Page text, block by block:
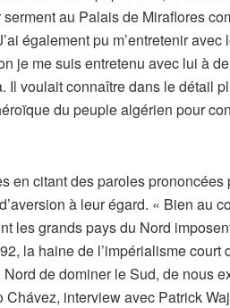
au Palais de Miraflores
également pu m’entretenir
je me suis entretenu avec lui à
Il voulait connaître dans le détail
du peuple algérien pour
en citant des paroles
à leur égard. « Bien au
les grands pays du Nord
la haine de l’impérialisme
de dominer le Sud, de nous
interview avec Patrick